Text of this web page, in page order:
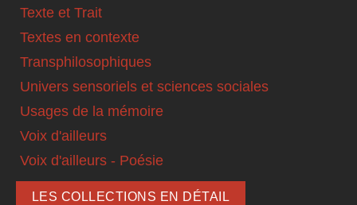
Texte et Trait
Textes en contexte
Transphilosophiques
Univers sensoriels et sciences sociales
Usages de la mémoire
Voix d'ailleurs
Voix d'ailleurs - Poésie
LES COLLECTIONS EN DÉTAIL